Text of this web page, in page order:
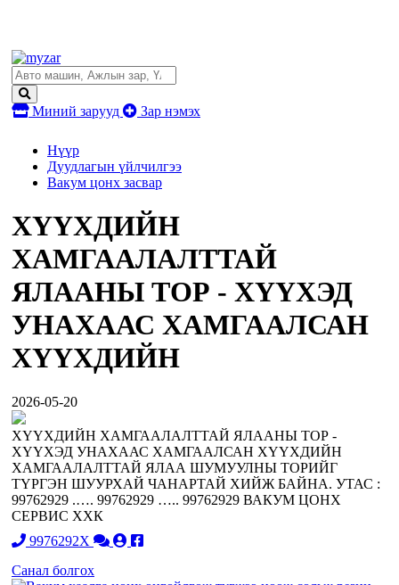
Миний зарууд Зар нэмэх
Нүүр
Дуудлагын үйлчилгээ
Вакум цонх засвар
ХҮҮХДИЙН
ХАМГААЛАЛТТАЙ
ЯЛААНЫ ТОР - ХҮҮХЭД
УНАХААС ХАМГААЛСАН
ХҮҮХДИЙН
2026-05-20
ХҮҮХДИЙН ХАМГААЛАЛТТАЙ ЯЛААНЫ ТОР -
ХҮҮХЭД УНАХААС ХАМГААЛСАН ХҮҮХДИЙН
ХАМГААЛАЛТТАЙ ЯЛАА ШУМУУЛНЫ ТОРИЙГ
ТҮРГЭН ШУУРХАЙ ЧАНАРТАЙ ХИЙЖ БАЙНА. УТАС :
99762929 .…. 99762929 ….. 99762929 ВАКУМ ЦОНХ
СЕРВИС ХХК
9976292X
Санал болгох